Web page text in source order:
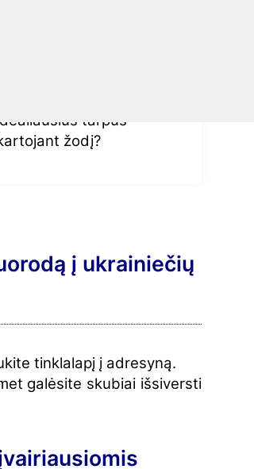
tarpus
žodį?
į ukrainiečių
tinklalapį į adresyną.
galėsite skubiai išsiversti